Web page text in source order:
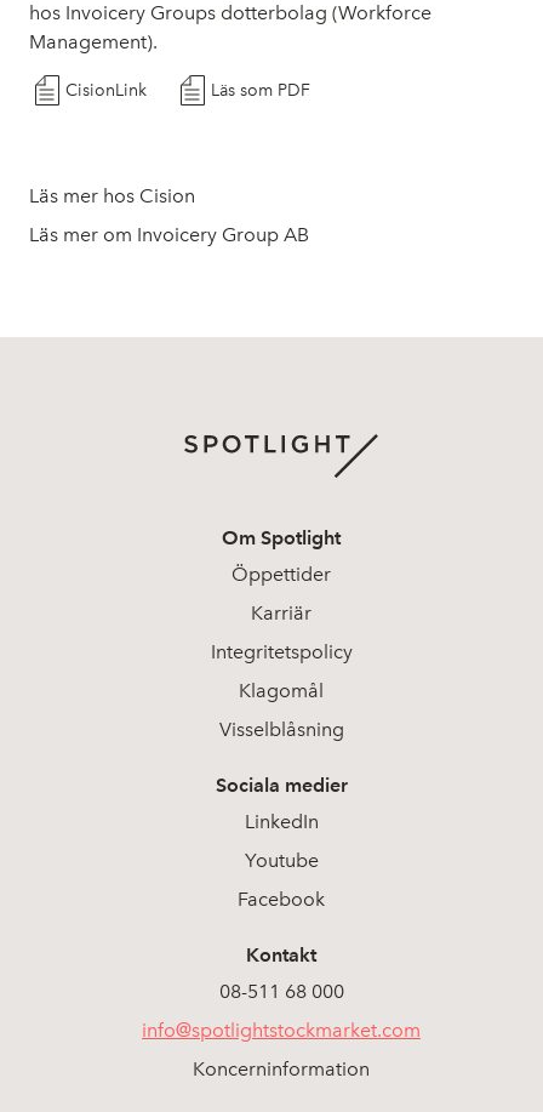
hos Invoicery Groups dotterbolag (Workforce
Management).
CisionLink Läs som PDF
Läs mer hos Cision
Läs mer om Invoicery Group AB
Om Spotlight
Öppettider
Karriär
Integritetspolicy
Klagomål
Visselblåsning
Sociala medier
LinkedIn
Youtube
Facebook
Kontakt
08-511 68 000
info@spotlightstockmarket.com
Koncerninformation